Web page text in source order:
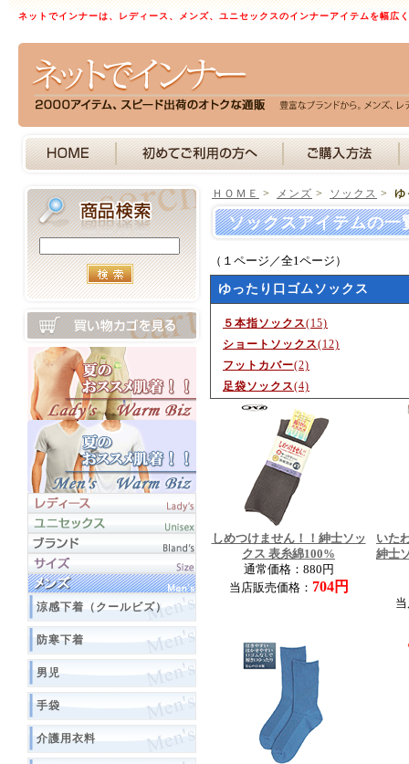
ネットでインナーは、レディース、メンズ、ユニセックスのインナーアイテムを幅広
涼感下着（クールビズ）
防寒下着
男児
手袋
介護用衣料
ＨＯＭＥ > メンズ > ソックス > ゆ
ソックスアイテムの
（１ページ／全1ページ）
ゆったり口ゴムソックス
５本指ソックス(15)
ショートソックス(12)
フットカバー(2)
足袋ソックス(4)
しめつけません！！紳士ソッ
クス 表糸綿100%
通常価格：880円
当店販売価格： 704円
いた
紳士